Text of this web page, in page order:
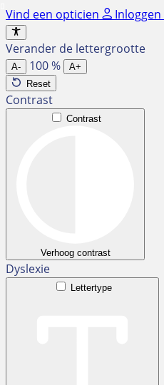
Ga
naar
de
inhoud
Vind een opticien Inloggen
Verander de lettergrootte
A- 100%
A+
Reset
Contrast
Contrast
Verhoog contrast
Dyslexie
Lettertype